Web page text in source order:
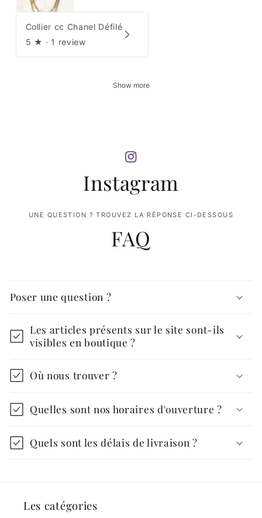
Collier cc Chanel Défilé
5 ★ · 1 review
Show more
Instagram
UNE QUESTION ? TROUVEZ LA RÉPONSE CI-DESSOUS
FAQ
Poser une question ?
Les articles présents sur le site sont-ils
visibles en boutique ?
Où nous trouver ?
Quelles sont nos horaires d'ouverture ?
Quels sont les délais de livraison ?
Les catégories